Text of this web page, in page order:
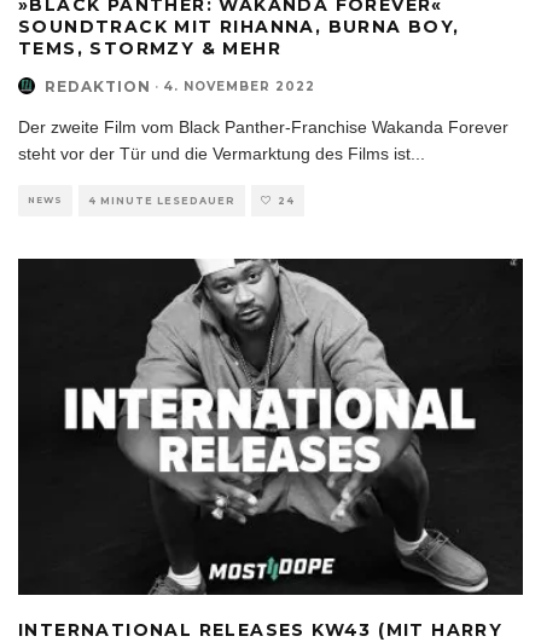
»BLACK PANTHER: WAKANDA FOREVER«
SOUNDTRACK MIT RIHANNA, BURNA BOY,
TEMS, STORMZY & MEHR
REDAKTION · 4. NOVEMBER 2022
Der zweite Film vom Black Panther-Franchise Wakanda Forever
steht vor der Tür und die Vermarktung des Films ist
NEWS 4 MINUTE LESEDAUER 24
INTERNATIONAL RELEASES KW43 (MIT HARRY